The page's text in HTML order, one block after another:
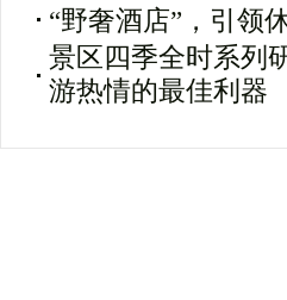
“野奢酒店”，引领
景区四季全时系列
游热情的最佳利器